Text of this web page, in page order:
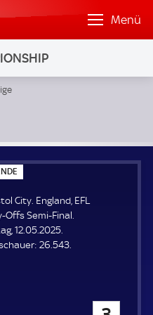
Menü
P
E
L
E
N
E
City. England, EFL
Offs Semi-Final.
12.05.2025.
Z
26.543.